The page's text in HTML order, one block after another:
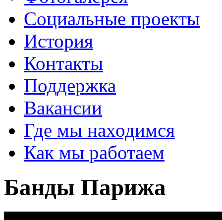
Социальные проекты
История
Контакты
Поддержка
Вакансии
Где мы находимся
Как мы работаем
Банды Парижа